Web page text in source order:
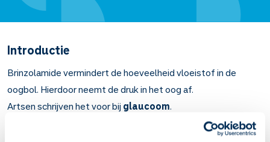
Introductie
Brinzolamide vermindert de hoeveelheid vloeistof in de
oogbol. Hierdoor neemt de druk in het oog af.
Artsen schrijven het voor bij glaucoom.
Belangrijk om te weten over Brinzolamide